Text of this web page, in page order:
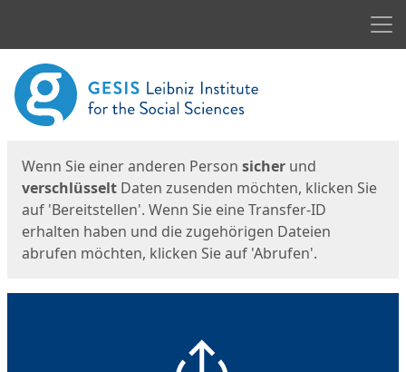
Start
Wenn Sie einer anderen Person sicher und
verschlüsselt Daten zusenden möchten, klicken Sie
auf 'Bereitstellen'. Wenn Sie eine Transfer-ID
erhalten haben und die zugehörigen Dateien
abrufen möchten, klicken Sie auf 'Abrufen'.